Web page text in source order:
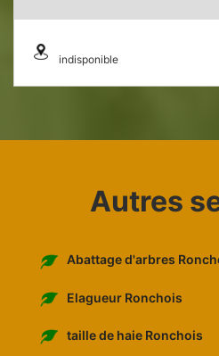
indisponible
Autres
Abattage d'arbres
Elagueur Ronchois
taille de haie Ronchois